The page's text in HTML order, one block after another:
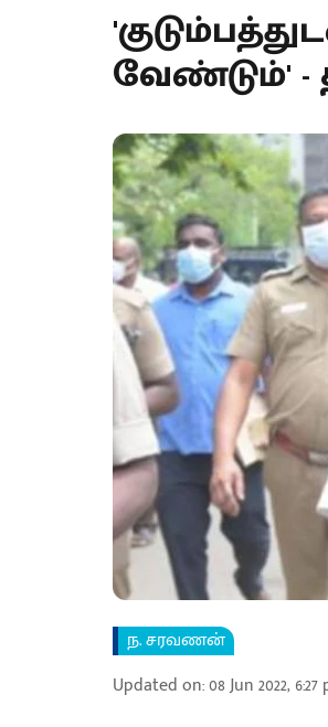
வேண்டும்' -
ந. சரவணன்
Updated on:08 Jun 2022, 6:27